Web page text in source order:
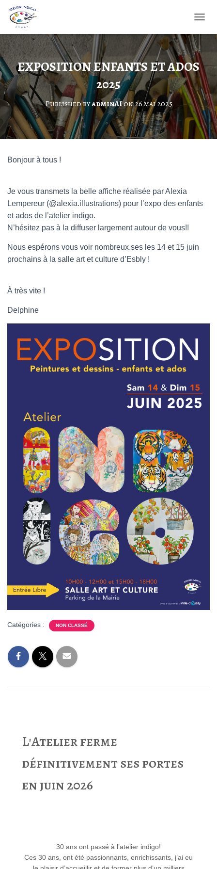
U
R
I
R
/
F
E
R
M
E
R
EXPOSITION ENFANTS ET ADOS
2025
Published byadminAIon26 mai 2025
Bonjour à tous !
Je vous transmets la belle affiche réalisée par Alexia
Lempereur (@alexia.illustrations) pour l’expo des enfants
et ados de l’atelier indigo.
N’hésitez pas à la diffuser largement autour de vous!!
Nous espérons vous voir nombreux.ses les 14 et 15 juin
prochains à la salle art et culture d’Esbly !
À très vite !
Delphine
Catégories : NON CLASSÉ
L'Atelier ferme
définitivement ses portes
en juin 2026
30 ans ont passé à l’atelier indigo!
Ces 30 ans, ont été passionnants, enrichissants, j’ai eu